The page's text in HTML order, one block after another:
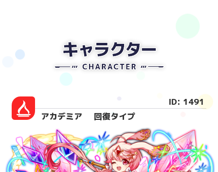
ID: 1491
アカデミア 回復タイプ